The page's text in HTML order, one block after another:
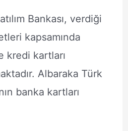
Bankası, verdiği
kapsamında
kredi kartları
Albaraka Türk
banka kartları